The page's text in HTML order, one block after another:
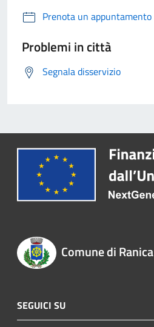
Prenota un appuntamento
Problemi in città
Segnala disservizio
Comune di Ranica
SEGUICI SU